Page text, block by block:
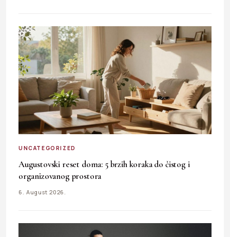
UNCATEGORIZED
Augustovski reset doma: 5 brzih koraka do čistog i
organizovanog prostora
6. August 2026.